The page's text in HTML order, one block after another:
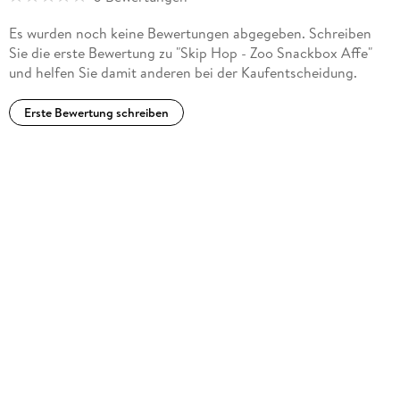
Es wurden noch keine Bewertungen abgegeben. Schreiben
Sie die erste Bewertung zu "Skip Hop - Zoo Snackbox Affe"
und helfen Sie damit anderen bei der Kaufentscheidung.
Erste Bewertung schreiben